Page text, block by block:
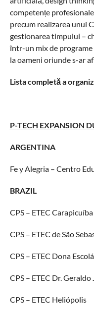
competențe
precum realizarea unui
gestionarea timpului –
într-un mix de
la oameni oriunde s-ar
Lista completă a
P-TECH EXPANSION
ARGENTINA
Fe y Alegria – Centro
BRAZIL
CPS – ETEC Carapicuíba
CPS – ETEC de São
CPS – ETEC Dona
CPS – ETEC Dr.
CPS – ETEC Heliópolis